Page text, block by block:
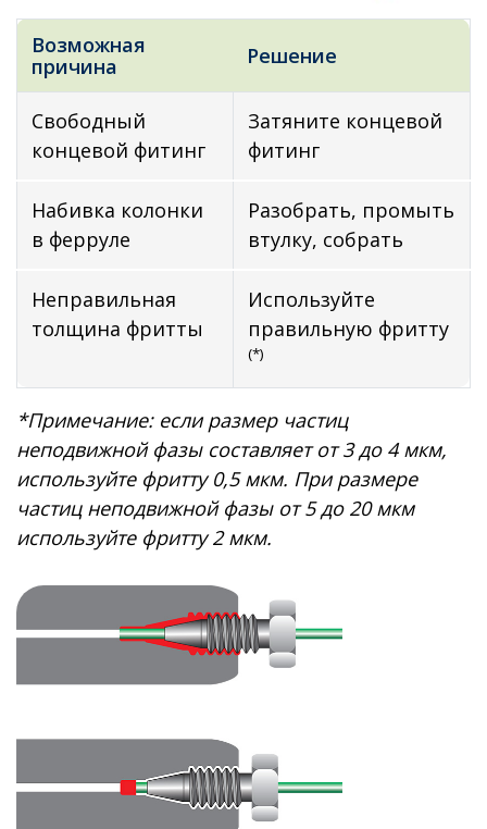
Возможная
причина
Решение
Свободный
концевой фитинг
Затяните концевой
фитинг
Набивка колонки
в ферруле
Разобрать, промыть
втулку, собрать
Неправильная
толщина фритты
Используйте
правильную фритту
(*)
*Примечание: если размер частиц
неподвижной фазы составляет от 3 до 4 мкм,
используйте фритту 0,5 мкм. При размере
частиц неподвижной фазы от 5 до 20 мкм
используйте фритту 2 мкм.